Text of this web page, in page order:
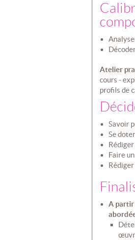
Atelier
cours -
profils de
Savoir
Se
Faire
A partir